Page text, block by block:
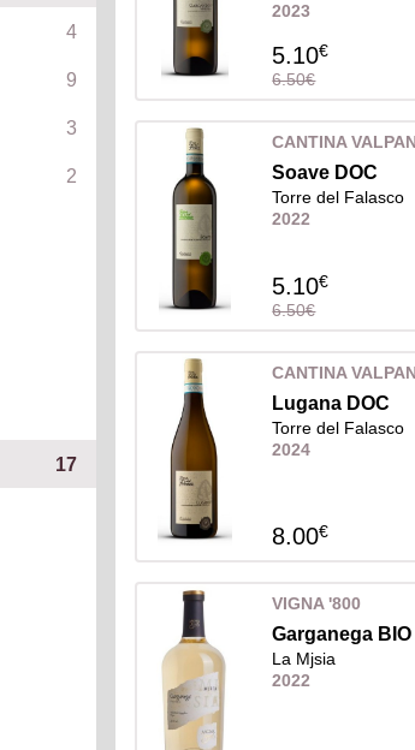
4
9
3
2
17
2023
5.10€
6.50€
CANTINA
Soave DOC
Torre del Falasco
2022
5.10€
6.50€
CANTINA
Lugana DOC
Torre del Falasco
2024
8.00€
VIGNA '800
Garganega BIO
La Mjsia
2022